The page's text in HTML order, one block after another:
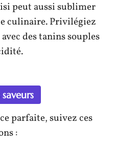
peut aussi sublimer
culinaire. Privilégiez
des tanins souples
parfaite, suivez ces
: